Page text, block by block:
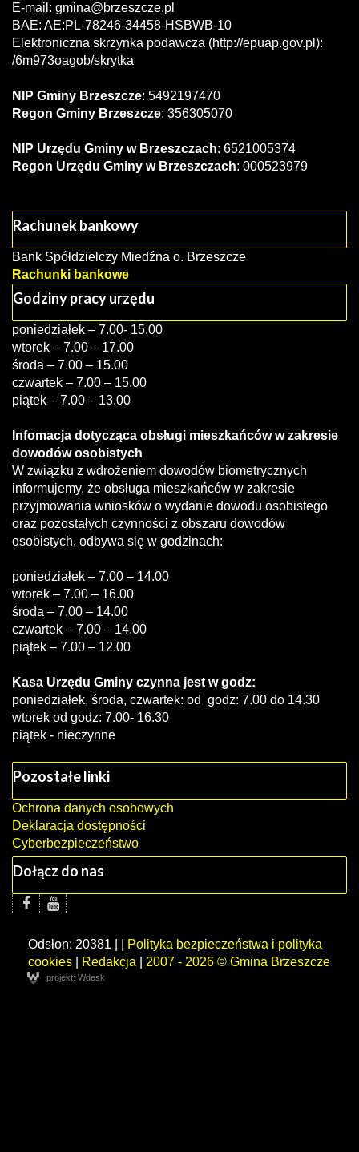
E-mail: gmina@brzeszcze.pl
BAE: AE:PL-78246-34458-HSBWB-10
Elektroniczna skrzynka podawcza (http://epuap.gov.pl):
/6m973oagob/skrytka
NIP Gminy Brzeszcze: 5492197470
Regon Gminy Brzeszcze: 356305070
NIP Urzędu Gminy w Brzeszczach: 6521005374
Regon Urzędu Gminy w Brzeszczach: 000523979
Rachunek bankowy
Bank Spółdzielczy Miedźna o. Brzeszcze
Rachunki bankowe
Godziny pracy urzędu
poniedziałek – 7.00- 15.00
wtorek – 7.00 – 17.00
środa – 7.00 – 15.00
czwartek – 7.00 – 15.00
piątek – 7.00 – 13.00
Infomacja dotycząca obsługi mieszkańców w zakresie
dowodów osobistych
W związku z wdrożeniem dowodów biometrycznych
informujemy, że obsługa mieszkańców w zakresie
przyjmowania wniosków o wydanie dowodu osobistego
oraz pozostałych czynności z obszaru dowodów
osobistych, odbywa się w godzinach:
poniedziałek – 7.00 – 14.00
wtorek – 7.00 – 16.00
środa – 7.00 – 14.00
czwartek – 7.00 – 14.00
piątek – 7.00 – 12.00
Kasa Urzędu Gminy czynna jest w godz:
poniedziałek, środa, czwartek: od godz: 7.00 do 14.30
wtorek od godz: 7.00- 16.30
piątek - nieczynne
Pozostałe linki
Ochrona danych osobowych
Deklaracja dostępności
Cyberbezpieczeństwo
Dołącz do nas
Odsłon: 20381 | |
Polityka bezpieczeństwa i polityka
cookies
Redakcja 2007 - 2026 © Gmina Brzeszcze
projekt: Wdesk